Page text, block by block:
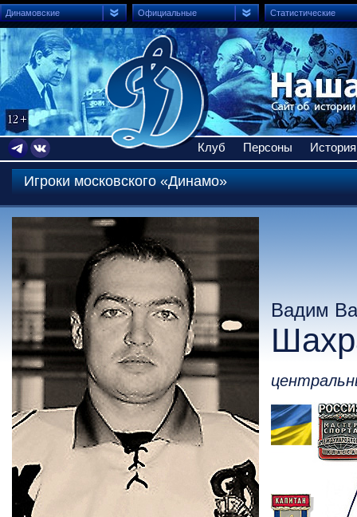
Динамовские Официальные Статистические
Клуб Персоны История
Игроки московского «Динамо»
Вадим